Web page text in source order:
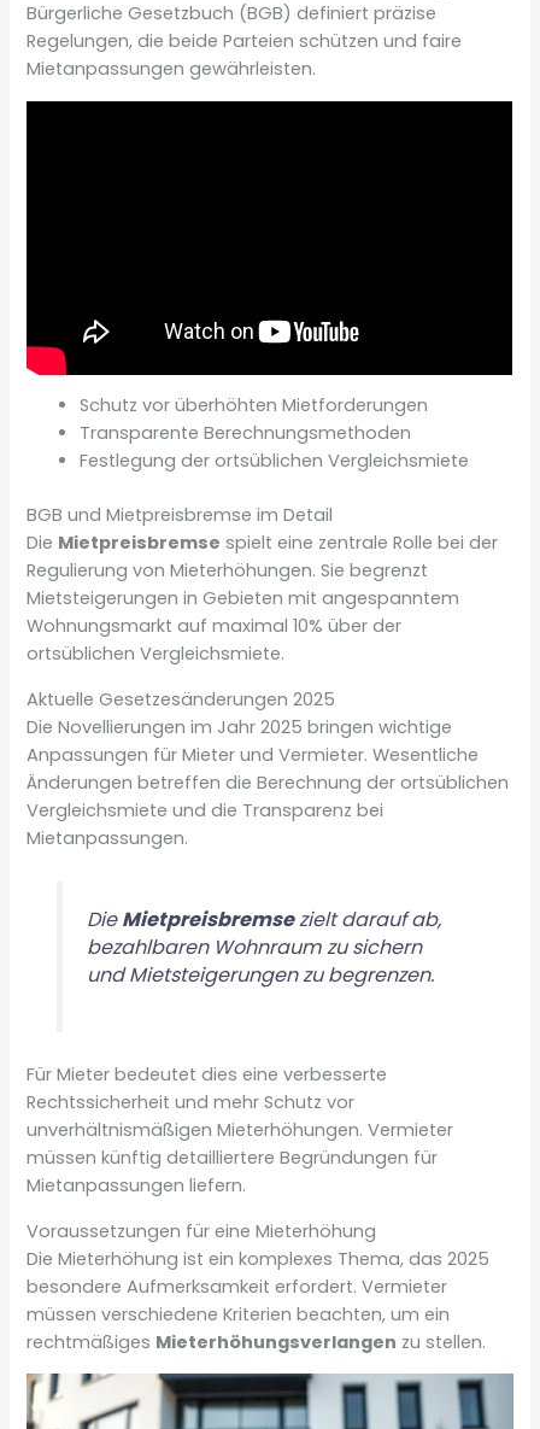
Bürgerliche Gesetzbuch (BGB) definiert präzise
Regelungen, die beide Parteien schützen und faire
Mietanpassungen gewährleisten.
Schutz vor überhöhten Mietforderungen
Transparente Berechnungsmethoden
Festlegung der ortsüblichen Vergleichsmiete
BGB und Mietpreisbremse im Detail
Die Mietpreisbremse spielt eine zentrale Rolle bei der
Regulierung von Mieterhöhungen. Sie begrenzt
Mietsteigerungen in Gebieten mit angespanntem
Wohnungsmarkt auf maximal 10% über der
ortsüblichen Vergleichsmiete.
Aktuelle Gesetzesänderungen 2025
Die Novellierungen im Jahr 2025 bringen wichtige
Anpassungen für Mieter und Vermieter. Wesentliche
Änderungen betreffen die Berechnung der ortsüblichen
Vergleichsmiete und die Transparenz bei
Mietanpassungen.
DieMietpreisbremsezielt darauf ab,
bezahlbaren Wohnraum zu sichern
und Mietsteigerungen zu begrenzen.
Für Mieter bedeutet dies eine verbesserte
Rechtssicherheit und mehr Schutz vor
unverhältnismäßigen Mieterhöhungen. Vermieter
müssen künftig detailliertere Begründungen für
Mietanpassungen liefern.
Voraussetzungen für eine Mieterhöhung
Die Mieterhöhung ist ein komplexes Thema, das 2025
besondere Aufmerksamkeit erfordert. Vermieter
müssen verschiedene Kriterien beachten, um ein
rechtmäßiges Mieterhöhungsverlangen zu stellen.